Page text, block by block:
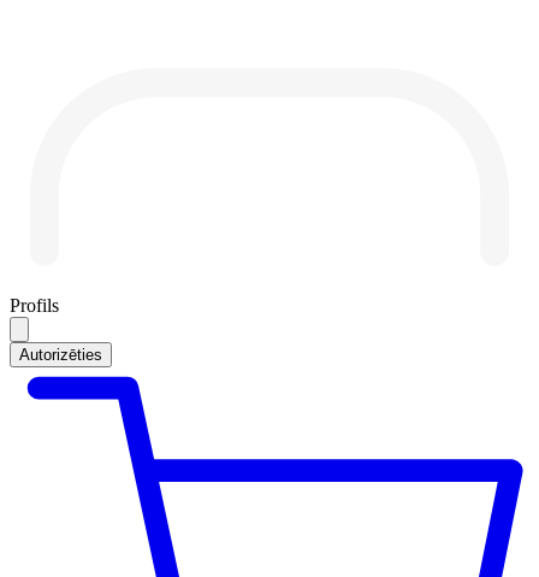
Profils
Autorizēties